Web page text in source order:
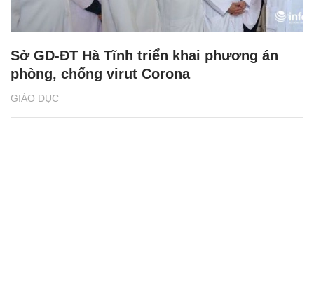
GIÁO DỤC
Sở GD-ĐT Hà Tĩnh triển khai phương án
phòng, chống virut Corona